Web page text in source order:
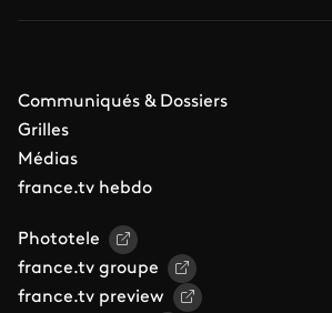
Communiqués & Dossiers
Grilles
Médias
france.tv hebdo
Phototele
france.tv groupe
france.tv preview